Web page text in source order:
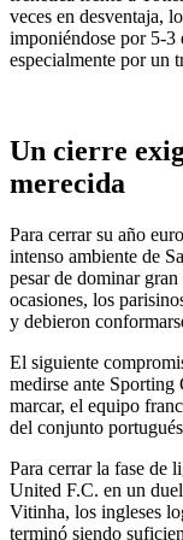
veces en desventaja,
imponiéndose por 5-3
especialmente por un
Un cierre
merecida
Para cerrar su año
intenso ambiente de
pesar de dominar
ocasiones, los
y debieron
El siguiente
medirse ante
marcar, el equipo
del conjunto
Para cerrar la fase de
United F.C. en un
Vitinha, los ingleses
terminó siendo